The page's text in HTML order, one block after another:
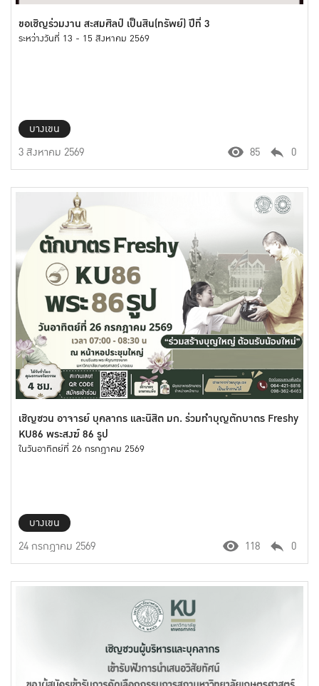
ขอเชิญร่วมงาน สะสมศิลป์ เป็นสิน(ทรัพย์) ปีที่ 3
ระหว่างวันที่ 13 - 15 สิงหาคม 2569
บางเขน
3 สิงหาคม 2569
85 0
เชิญชวน อาจารย์ บุคลากร และนิสิต มก. ร่วมทำบุญตักบาตร Freshy
KU86 พระสงฆ์ 86 รูป
ในวันอาทิตย์ที่ 26 กรกฎาคม 2569
บางเขน
24 กรกฎาคม 2569
118 0